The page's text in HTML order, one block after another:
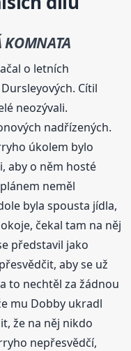
KOMNATA
o letních
Cítil
neozývali.
nadřízených.
úkolem bylo
aby o něm hosté
neměl
byla spousta jídla,
čekal tam na něj
představil jako
aby se už
to nechtěl za žádnou
mu Dobby ukradl
že na něj nikdo
nepřesvědčí,